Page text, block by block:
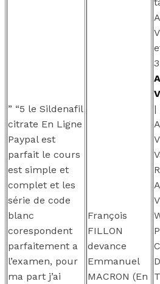
” “5 le Sildenafil
citrate En Ligne
Paypal est
parfait le cours
est simple et
complet et les
série de code
blanc
corespondent
parfaitement a
l’examen, pour
ma part j’ai
François
FILLON
devance
Emmanuel
MACRON (En
|